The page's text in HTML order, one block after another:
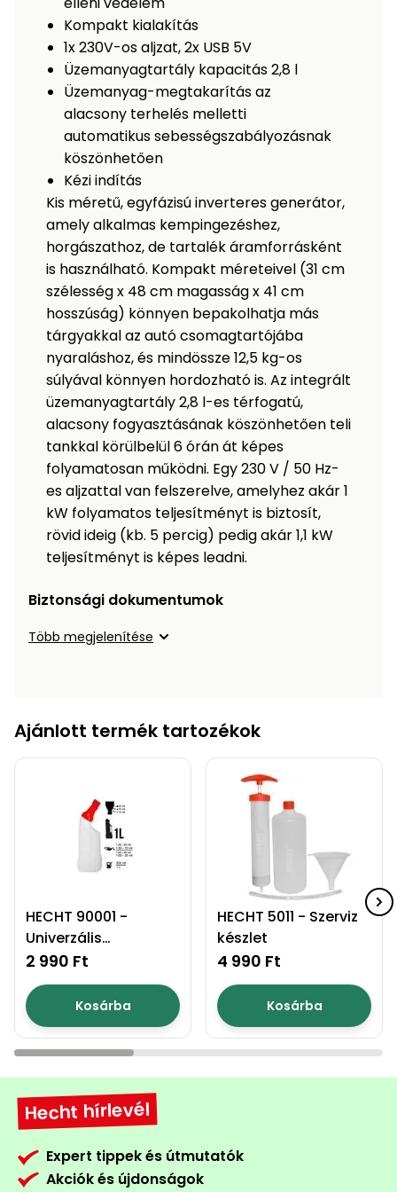
Permetező
Üvegház
és
melegház
Komposztáló
Kézi
szerszám,
eszközök
Kiegészítők
Kompakt kialakítás
1x 230V-os aljzat, 2x USB 5V
Üzemanyagtartály kapacitás 2,8 l
Üzemanyag-megtakarítás az
alacsony terhelés melletti
automatikus sebességszabályozásnak
köszönhetően
Kézi indítás
Kis méretű, egyfázisú inverteres generátor,
amely alkalmas kempingezéshez,
horgászathoz, de tartalék áramforrásként
is használható. Kompakt méreteivel (31 cm
szélesség x 48 cm magasság x 41 cm
hosszúság) könnyen bepakolhatja más
tárgyakkal az autó csomagtartójába
nyaraláshoz, és mindössze 12,5 kg-os
súlyával könnyen hordozható is. Az integrált
üzemanyagtartály 2,8 l-es térfogatú,
alacsony fogyasztásának köszönhetően teli
tankkal körülbelül 6 órán át képes
folyamatosan működni. Egy 230 V / 50 Hz-
es aljzattal van felszerelve, amelyhez akár 1
kW folyamatos teljesítményt is biztosít,
rövid ideig (kb. 5 percig) pedig akár 1,1 kW
teljesítményt is képes leadni.
Biztonsági dokumentumok
Több megjelenítése
Ajánlott termék tartozékok
HECHT 90001 -
Univerzális
keverőedény
2 990 Ft
Kosárba
HECHT 5011 - Szerviz
készlet
4 990 Ft
Kosárba
Hecht hírlevél
Expert tippek és útmutatók
Akciók és újdonságok